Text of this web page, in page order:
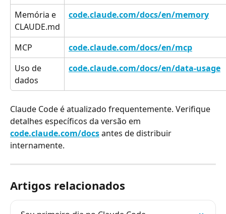
Memória e
CLAUDE.md
code.claude.com/docs/en/memory
MCP
code.claude.com/docs/en/mcp
Uso de
dados
code.claude.com/docs/en/data-usage
Claude Code é atualizado frequentemente. Verifique
detalhes específicos da versão em
code.claude.com/docs antes de distribuir
internamente.
Artigos relacionados